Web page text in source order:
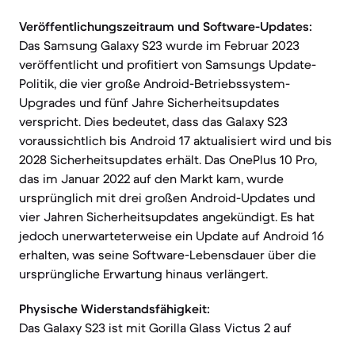
Veröffentlichungszeitraum und Software-Updates:
Das Samsung Galaxy S23 wurde im Februar 2023
veröffentlicht und profitiert von Samsungs Update-
Politik, die vier große Android-Betriebssystem-
Upgrades und fünf Jahre Sicherheitsupdates
verspricht. Dies bedeutet, dass das Galaxy S23
voraussichtlich bis Android 17 aktualisiert wird und bis
2028 Sicherheitsupdates erhält. Das OnePlus 10 Pro,
das im Januar 2022 auf den Markt kam, wurde
ursprünglich mit drei großen Android-Updates und
vier Jahren Sicherheitsupdates angekündigt. Es hat
jedoch unerwarteterweise ein Update auf Android 16
erhalten, was seine Software-Lebensdauer über die
ursprüngliche Erwartung hinaus verlängert.
Physische Widerstandsfähigkeit:
Das Galaxy S23 ist mit Gorilla Glass Victus 2 auf